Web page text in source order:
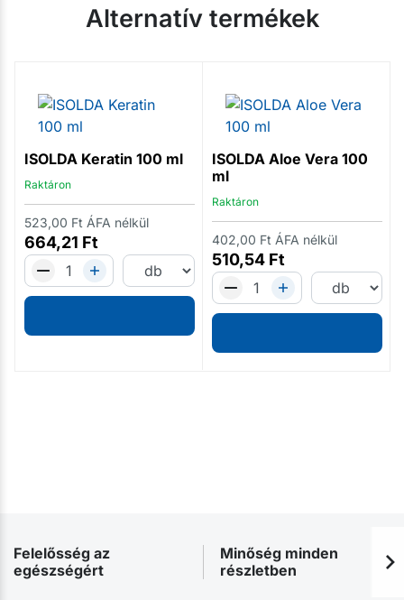
Alternatív termékek
ISOLDA Keratin 100 ml
Raktáron
664,21 Ft
523,00 Ft ÁFA nélkül
ISOLDA Aloe Vera 100
ml
Raktáron
510,54 Ft
402,00 Ft ÁFA nélkül
Felelősség az
egészségért
Minőség minden
részletben